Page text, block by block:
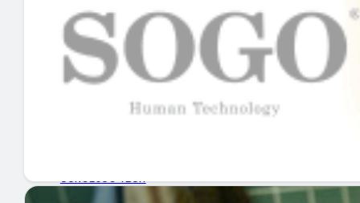
INICIO
EMPRESAS
GUÍA DE COMPRA